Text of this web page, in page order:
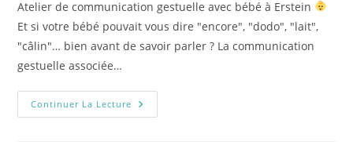
Atelier de communication gestuelle avec bébé à Erstein
Et si votre bébé pouvait vous dire "encore", "dodo", "lait",
"câlin"… bien avant de savoir parler ? La communication
gestuelle associée…
Continuer La Lecture